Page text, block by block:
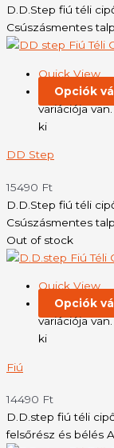
D.D.Step fiú téli
Csúszásmentes
Quick View
Opciók
variációja
ki
DD Step
15490 Ft
D.D.Step fiú téli
Csúszásmentes
Out of stock
Quick View
Opciók
variációja
ki
Fiú
14490 Ft
D.D.step fiú téli
felsőrész és bélés